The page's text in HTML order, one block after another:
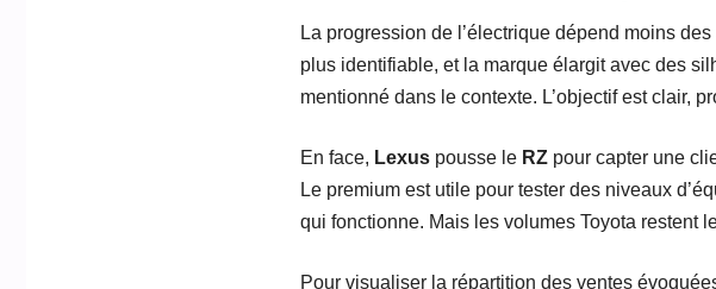
La progression de l’électrique dépend moins
plus identifiable, et la marque élargit avec des
mentionné dans le contexte. L’objectif est clair,
En face, Lexus pousse le RZ pour capter une
Le premium est utile pour tester des niveaux
qui fonctionne. Mais les volumes Toyota restent
Pour visualiser la répartition des ventes